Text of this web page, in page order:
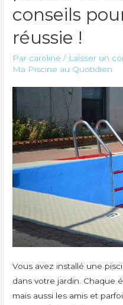
conseils
réussie !
Par caroline / Laisser un
Ma Piscine au Quotidien
Vous avez installé une
dans votre jardin. Chaque
mais aussi les amis et